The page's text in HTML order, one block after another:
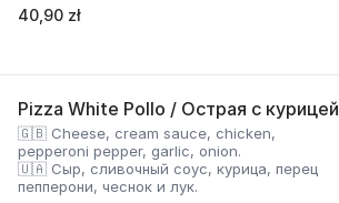
40,90 zł
Pizza White Pollo / Острая с курицей
🇬🇧 Cheese, cream sauce, chicken,
pepperoni pepper, garlic, onion.
🇺🇦 Сыр, сливочный соус, курица, перец
пепперони, чеснок и лук.